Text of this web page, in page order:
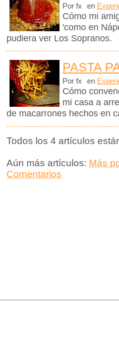
Por fx en
Cómo mi
'como en
pudiera ver Los Sopranos.
PASTA
Por fx en
Cómo
mi casa a
de macarrones hechos en
Todos los 4 artículos
Aún más artículos: Más
Comentarios